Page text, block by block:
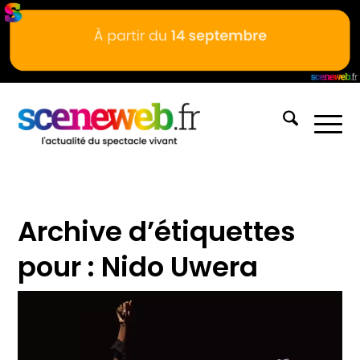
Archive d’étiquettes
pour : Nido Uwera